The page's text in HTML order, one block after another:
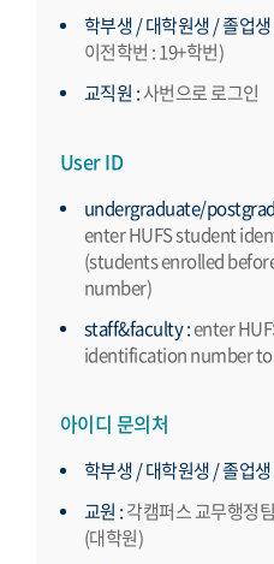
학부생 / 대학원생 / 졸업생
이전학번 : 19+학번)
교직원 :사번으로 로그인
User ID
undergraduate/
enter HUFS student
(students enrolled
number)
staff&faculty :enter
identification number to
아이디 문의처
학부생 / 대학원생 / 졸업생
교원 :각캠퍼스 교무행정
(대학원)